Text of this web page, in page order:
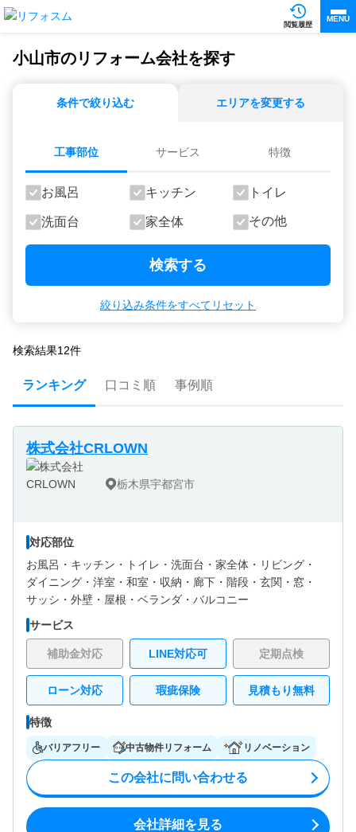
閲覧履歴
MENU
小山市のリフォーム会社を探す
条件で絞り込む エリアを変更する
工事部位 サービス 特徴
お風呂 キッチン トイレ
洗面台 家全体 その他
検索する
絞り込み条件をすべてリセット
検索結果12件
ランキング 口コミ順 事例順
株式会社CRLOWN
栃木県宇都宮市
対応部位
お風呂・ キッチン・ トイレ・ 洗面台・ 家全体・ リビング・
ダイニング・ 洋室・ 和室・ 収納・ 廊下・ 階段・ 玄関・ 窓・
サッシ・ 外壁・ 屋根・ ベランダ・バルコニー
サービス
補助金対応 LINE対応可 定期点検
ローン対応 瑕疵保険 見積もり無料
特徴
バリアフリー 中古物件リフォーム リノベーション
この会社に問い合わせる
会社詳細を見る